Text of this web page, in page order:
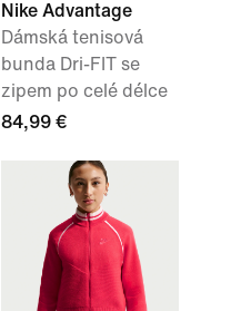
Nike Advantage
Dámská tenisová
bunda Dri-FIT se
zipem po celé délce
84,99 €